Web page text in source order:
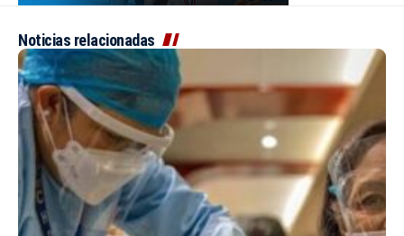
Noticias relacionadas